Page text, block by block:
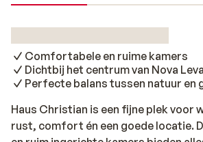
Comfortabele en ruime kamers
Dichtbij het centrum van Nova
Perfecte balans tussen natuur en
Haus Christian is een fijne plek voor
rust, comfort én een goede locatie.